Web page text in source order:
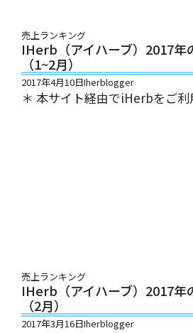
売上ランキング
IHerb（アイハーブ）2017年
（1~2月）
2017年4月10日Iherblogger
＊ 本サイト経由でiHerbをご利
売上ランキング
IHerb（アイハーブ）2017年
（2月）
2017年3月16日Iherblogger